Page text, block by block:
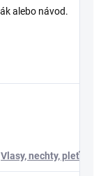
alebo návod.
Vlasy, nechty, pleť